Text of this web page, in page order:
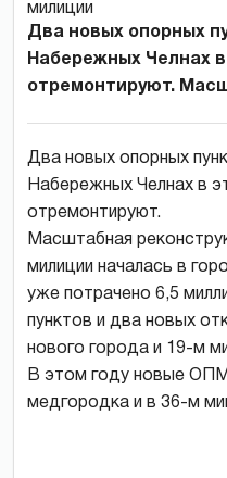
Два новых опорных
Набережных Челнах в
отремонтируют.
Два новых опорных
Набережных Челнах в
отремонтируют.
Масштабная
милиции началась в
уже потрачено 6,5
пунктов и два новых
нового города и 19-м
В этом году новые ОПМ
медгородка и в 36-м